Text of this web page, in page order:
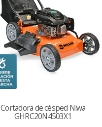
Cortadora de césped Niwa
GHRC20N4503X1